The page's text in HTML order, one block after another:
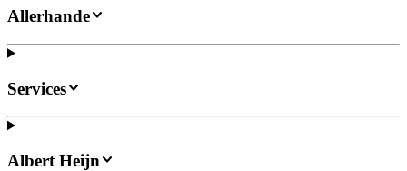
Allerhande
Services
Albert Heijn